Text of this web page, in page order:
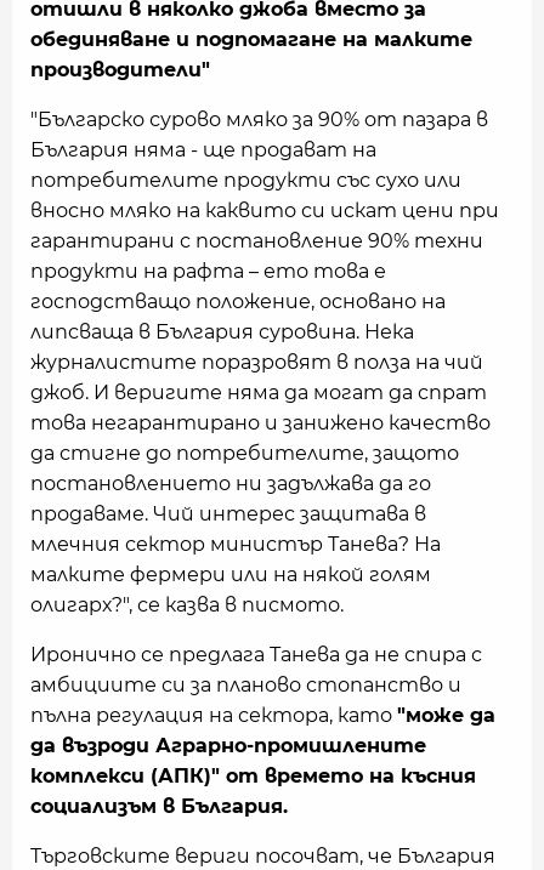
отишли в няколко джоба вместо за
обединяване и подпомагане на малките
производители"
"Българско сурово мляко за 90% от пазара в
България няма - ще продават на
потребителите продукти със сухо или
вносно мляко на каквито си искат цени при
гарантирани с постановление 90% техни
продукти на рафта – ето това е
господстващо положение, основано на
липсваща в България суровина. Нека
журналистите поразровят в полза на чий
джоб. И веригите няма да могат да спрат
това негарантирано и занижено качество
да стигне до потребителите, защото
постановлението ни задължава да го
продаваме. Чий интерес защитава в
млечния сектор министър Танева? На
малките фермери или на някой голям
олигарх?", се казва в писмото.
Иронично се предлага Танева да не спира с
амбициите си за планово стопанство и
пълна регулация на сектора, като "може да
да възроди Аграрно-промишлените
комплекси (АПК)" от времето на късния
социализъм в България.
Търговските вериги посочват, че България